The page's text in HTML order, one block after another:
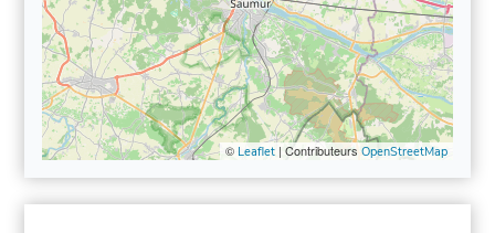
© Leaflet| ContributeursOpenStreetMap